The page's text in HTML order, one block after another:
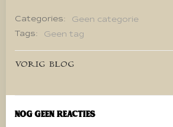
Categories:
Geen categorie
Tags:
Geen tag
Bericht
navigatie
VORIG BLOG
Nog geen reacties